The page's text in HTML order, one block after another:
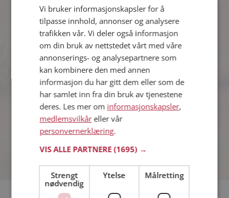
er drømmende eller praktisk! Det er
lettere å finne kjærligheten på nettet!
Idunn
37 år fra Elverum i Innlandet
Søker mann 33 - 39 år
Vil du vite om Idunn er den rette for
deg? Bli medlem og se hva Idunn liker
å gjøre om kvelden. Kanskje en
treningsentusiast som deg selv?
Vi bruker informasjonskapsler for å
tilpasse innhold, annonser og analysere
trafikken vår. Vi deler også informasjon
om din bruk av nettstedet vårt med våre
annonserings- og analysepartnere som
kan kombinere den med annen
informasjon du har gitt dem eller som de
har samlet inn fra din bruk av tjenestene
deres. Les mer om informasjonskapsler,
medlemsvilkåreller vår
personvernerklæring.
VIS ALLE PARTNERE(1695) →
Strengt
nødvendig
Ytelse Målretting